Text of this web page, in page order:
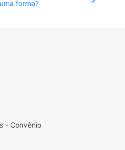
forma?
- Convênio